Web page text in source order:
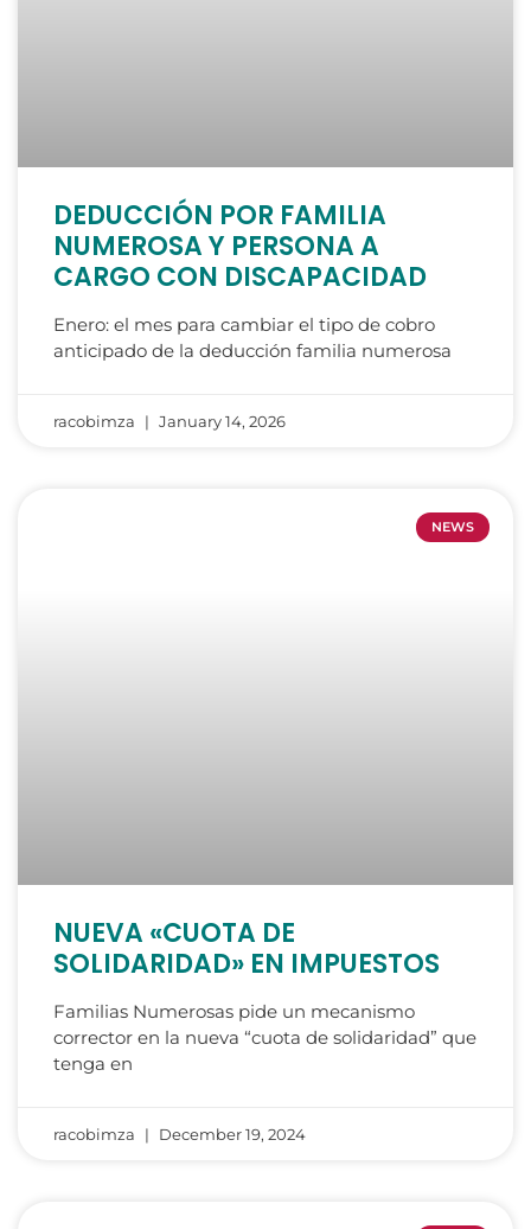
DEDUCCIÓN POR FAMILIA
NUMEROSA Y PERSONA A
CARGO CON DISCAPACIDAD
Enero: el mes para cambiar el tipo de cobro
anticipado de la deducción familia numerosa
racobimza January 14, 2026
NEWS
NUEVA «CUOTA DE
SOLIDARIDAD» EN IMPUESTOS
Familias Numerosas pide un mecanismo
corrector en la nueva “cuota de solidaridad” que
tenga en
racobimza December 19, 2024